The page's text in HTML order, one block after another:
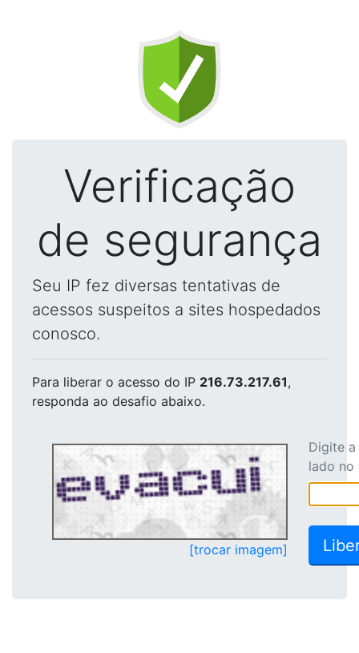
Verificação
de segurança
Seu IP fez diversas tentativas de
acessos suspeitos a sites hospedados
conosco.
Para liberar o acesso do IP 216.73.217.61,
responda ao desafio abaixo.
[trocar imagem]
Digite
lado no